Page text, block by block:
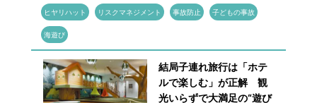
ヒヤリハット リスクマネジメント 事故防止 子どもの事故
海遊び
結局子連れ旅行は「ホテ
ルで楽しむ」が正解 観
光いらずで大満足の“遊び